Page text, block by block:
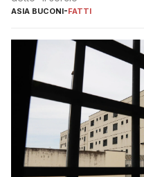
ASIA BUCONI-FATTI